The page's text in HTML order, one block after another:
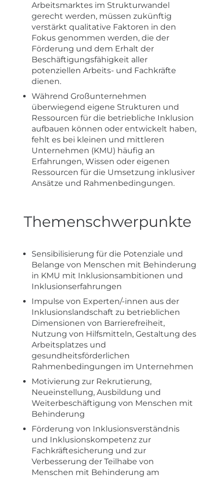
Arbeitsmarktes im Strukturwandel
gerecht werden, müssen zukünftig
verstärkt qualitative Faktoren in den
Fokus genommen werden, die der
Förderung und dem Erhalt der
Beschäftigungsfähigkeit aller
potenziellen Arbeits- und Fachkräfte
dienen.
Während Großunternehmen
überwiegend eigene Strukturen und
Ressourcen für die betriebliche Inklusion
aufbauen können oder entwickelt haben,
fehlt es bei kleinen und mittleren
Unternehmen (KMU) häufig an
Erfahrungen, Wissen oder eigenen
Ressourcen für die Umsetzung inklusiver
Ansätze und Rahmenbedingungen.
Themenschwerpunkte
Sensibilisierung für die Potenziale und
Belange von Menschen mit Behinderung
in KMU mit Inklusionsambitionen und
Inklusionserfahrungen
Impulse von Experten/-innen aus der
Inklusionslandschaft zu betrieblichen
Dimensionen von Barrierefreiheit,
Nutzung von Hilfsmitteln, Gestaltung des
Arbeitsplatzes und
gesundheitsförderlichen
Rahmenbedingungen im Unternehmen
Motivierung zur Rekrutierung,
Neueinstellung, Ausbildung und
Weiterbeschäftigung von Menschen mit
Behinderung
Förderung von Inklusionsverständnis
und Inklusionskompetenz zur
Fachkräftesicherung und zur
Verbesserung der Teilhabe von
Menschen mit Behinderung am